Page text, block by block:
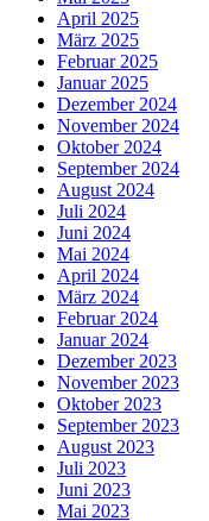
April 2025
März 2025
Februar 2025
Januar 2025
Dezember 2024
November 2024
Oktober 2024
September 2024
August 2024
Juli 2024
Juni 2024
Mai 2024
April 2024
März 2024
Februar 2024
Januar 2024
Dezember 2023
November 2023
Oktober 2023
September 2023
August 2023
Juli 2023
Juni 2023
Mai 2023